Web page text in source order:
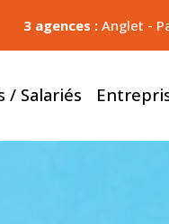
3 agences : Anglet -
/ Salariés